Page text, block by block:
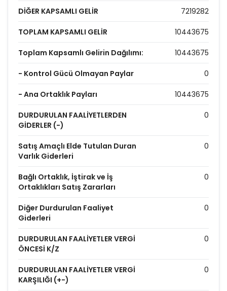
DİĞER KAPSAMLI GELİR 7219282
TOPLAM KAPSAMLI GELİR 10443675
Toplam Kapsamlı Gelirin Dağılımı: 10443675
- Kontrol Gücü Olmayan Paylar 0
- Ana Ortaklık Payları 10443675
DURDURULAN FAALİYETLERDEN
GİDERLER (-)
0
Satış Amaçlı Elde Tutulan Duran
Varlık Giderleri
0
Bağlı Ortaklık, İştirak ve İş
Ortaklıkları Satış Zararları
0
Diğer Durdurulan Faaliyet
Giderleri
0
DURDURULAN FAALİYETLER VERGİ
ÖNCESİ K/Z
0
DURDURULAN FAALİYETLER VERGİ
KARŞILIĞI (+-)
0